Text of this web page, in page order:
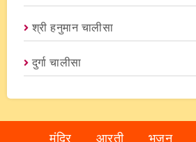
श्री हनुमान चालीसा
दुर्गा चालीसा
मंदिर आरती भजन